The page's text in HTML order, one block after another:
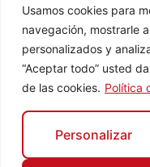
Usamos cookies para
navegación, mostrarle
personalizados y
“Aceptar todo” usted
de las cookies. Política
Personalizar